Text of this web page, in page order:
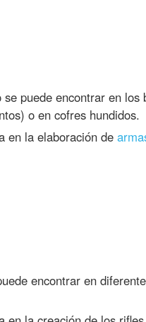
se puede encontrar en
o en cofres hundidos.
en la elaboración de
encontrar en